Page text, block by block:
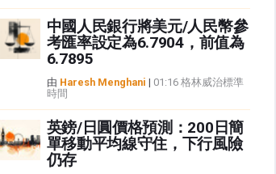
中國人民銀行將美元/人民幣參
考匯率設定為6.7904，前值為
6.7895
由 Haresh Menghani | 01:16 格林威治標準
時間
英鎊/日圓價格預測：200日簡
單移動平均線守住，下行風險
仍存